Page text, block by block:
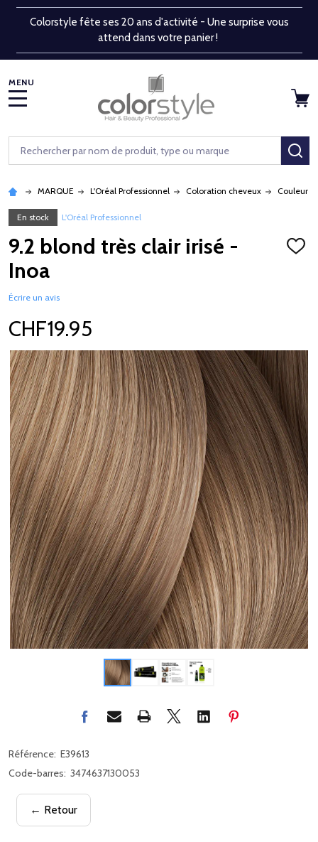
Colorstyle fête ses 20 ans d'activité - Une surprise vous
attend dans votre panier !
Rechercher
MARQUE L'Oréal Professionnel Coloration cheveux Couleur
En stock L'Oréal Professionnel
9.2 blond très clair irisé -
Inoa
Écrire un avis
CHF19.95
Référence: E39613
Code-barres: 3474637130053
← Retour